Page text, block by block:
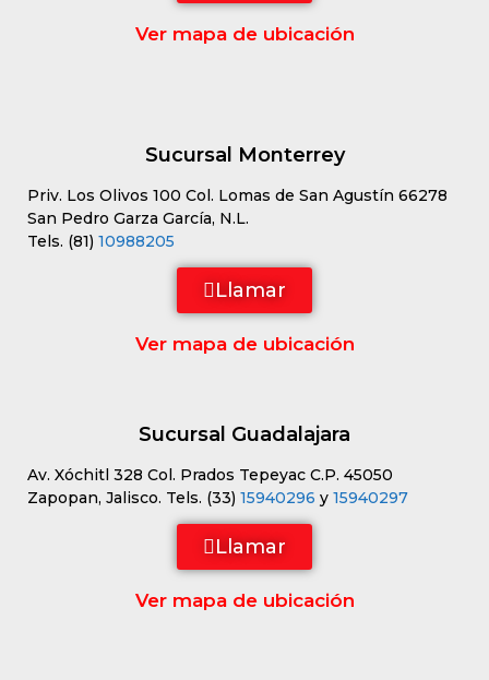
Ver mapa de ubicación
Sucursal Monterrey
Priv. Los Olivos 100 Col. Lomas de San Agustín 66278
San Pedro Garza García, N.L.
Tels. (81) 10988205
Llamar
Ver mapa de ubicación
Sucursal Guadalajara
Av. Xóchitl 328 Col. Prados Tepeyac C.P. 45050
Zapopan, Jalisco. Tels. (33) 15940296 y 15940297
Llamar
Ver mapa de ubicación